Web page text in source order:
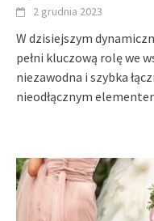
2 grudnia 2023
W dzisiejszym
pełni kluczową rolę we
niezawodna i szybka
nieodłącznym